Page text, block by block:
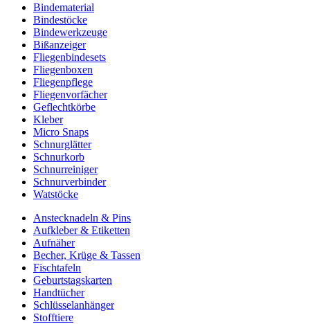
Bindematerial
Bindestöcke
Bindewerkzeuge
Bißanzeiger
Fliegenbindesets
Fliegenboxen
Fliegenpflege
Fliegenvorfächer
Geflechtkörbe
Kleber
Micro Snaps
Schnurglätter
Schnurkorb
Schnurreiniger
Schnurverbinder
Watstöcke
Anstecknadeln & Pins
Aufkleber & Etiketten
Aufnäher
Becher, Krüge & Tassen
Fischtafeln
Geburtstagskarten
Handtücher
Schlüsselanhänger
Stofftiere